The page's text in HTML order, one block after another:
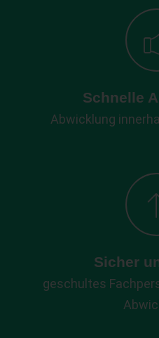
Schnelle
Abwicklung
Sicher
geschultes